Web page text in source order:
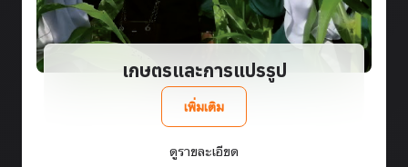
เกษตรและการแปรรูป
เพิ่มเติม
ดูรายละเอียด